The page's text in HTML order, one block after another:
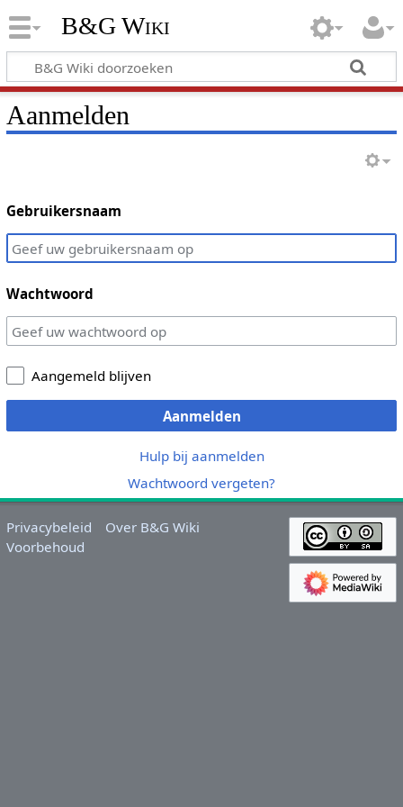
B&G Wiki
Aanmelden
Gebruikersnaam
Wachtwoord
Aangemeld blijven
Aanmelden
Hulp bij aanmelden
Wachtwoord vergeten?
Privacybeleid
Over B&G Wiki
Voorbehoud